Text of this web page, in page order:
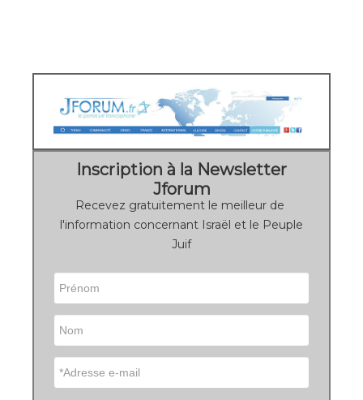
Inscription à la Newsletter
Jforum
Recevez gratuitement le meilleur de
l'information concernant Israël et le Peuple
Juif